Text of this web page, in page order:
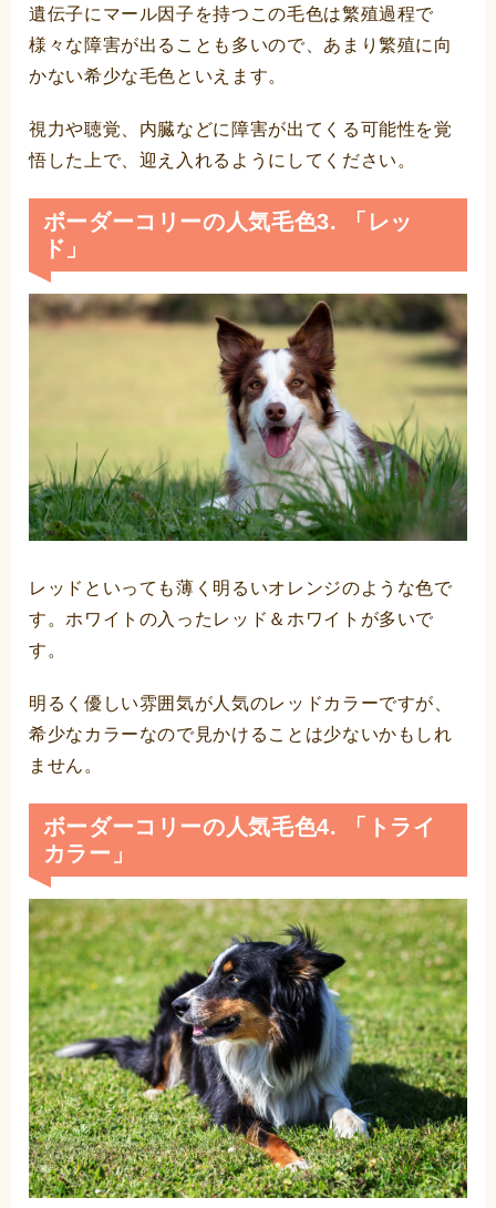
遺伝子にマール因子を持つこの毛色は繁殖過程で
様々な障害が出ることも多いので、あまり繁殖に向
かない希少な毛色といえます。
視力や聴覚、内臓などに障害が出てくる可能性を覚
悟した上で、迎え入れるようにしてください。
ボーダーコリーの人気毛色3. 「レッ
ド」
レッドといっても薄く明るいオレンジのような色で
す。ホワイトの入ったレッド＆ホワイトが多いで
す。
明るく優しい雰囲気が人気のレッドカラーですが、
希少なカラーなので見かけることは少ないかもしれ
ません。
ボーダーコリーの人気毛色4. 「トライ
カラー」